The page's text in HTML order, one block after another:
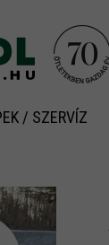
/ SZERVÍZ